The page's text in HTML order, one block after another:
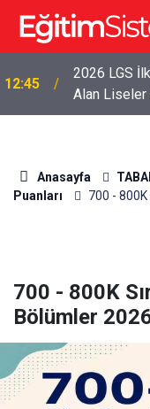
12:45
2026 LGS
Alan Liseler
Anasayfa
Puanları
700 -
700 - 800K
Bölümler